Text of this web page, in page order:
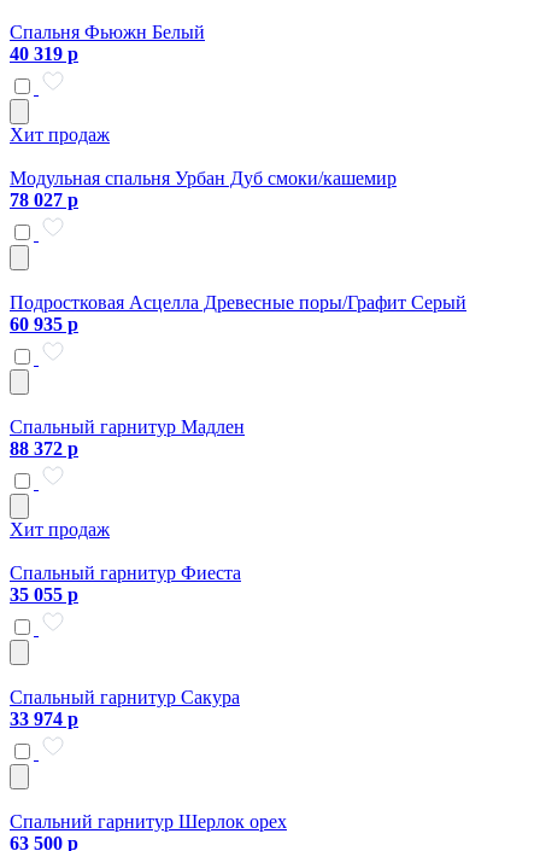
Спальня Фьюжн Белый
40 319 р
Хит продаж
Модульная спальня Урбан Дуб смоки/кашемир
78 027 р
Подростковая Асцелла Древесные поры/Графит Серый
60 935 р
Спальный гарнитур Мадлен
88 372 р
Хит продаж
Спальный гарнитур Фиеста
35 055 р
Спальный гарнитур Сакура
33 974 р
Спальний гарнитур Шерлок орех
63 500 р